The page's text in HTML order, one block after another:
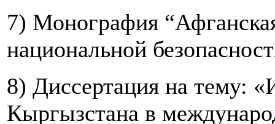
7) Монография
национальной
8) Диссертация на тему:
Кыргызстана в